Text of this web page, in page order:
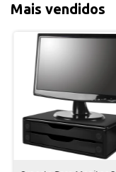
Mais vendidos